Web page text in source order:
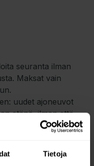
Tietoja
seuranta ilman
Maksat vain
uudet ajoneuvot
etänä, ilman että
tai ajoittaa
merkkejä samalla
ja samoja